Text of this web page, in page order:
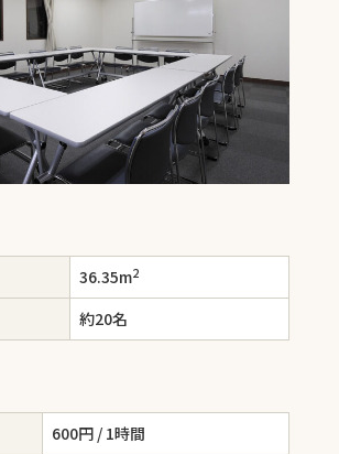
36.35m2
約20名
600円 / 1時間